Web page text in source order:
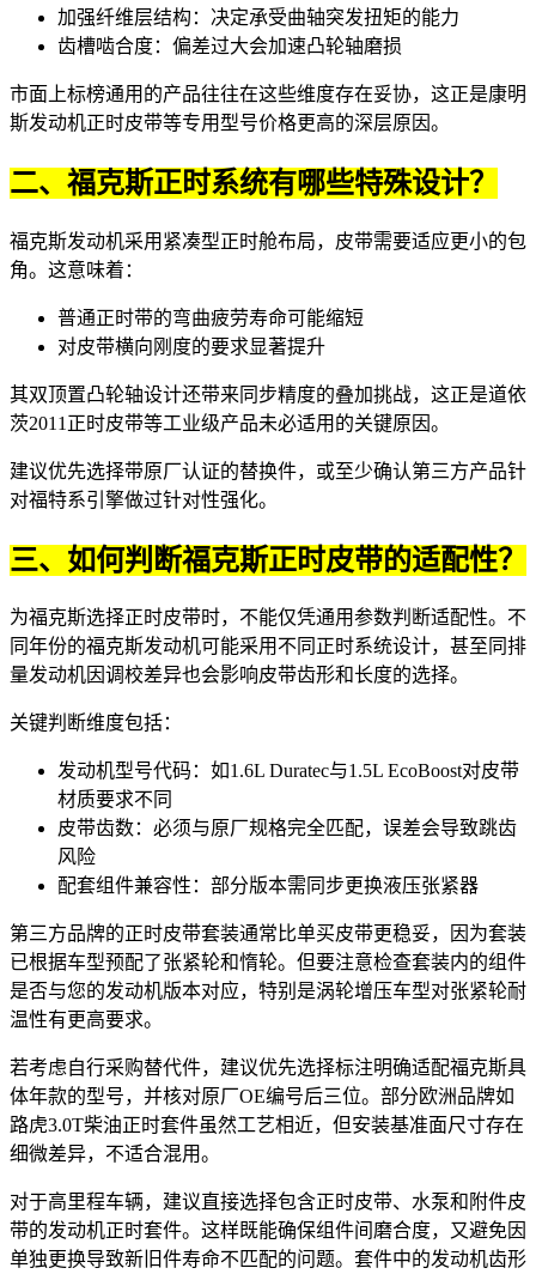
加强纤维层结构：决定承受曲轴突发扭矩的能力
齿槽啮合度：偏差过大会加速凸轮轴磨损
市面上标榜通用的产品往往在这些维度存在妥协，这正是康明
斯发动机正时皮带等专用型号价格更高的深层原因。
二、福克斯正时系统有哪些特殊设计？
福克斯发动机采用紧凑型正时舱布局，皮带需要适应更小的包
角。这意味着：
普通正时带的弯曲疲劳寿命可能缩短
对皮带横向刚度的要求显著提升
其双顶置凸轮轴设计还带来同步精度的叠加挑战，这正是道依
茨2011正时皮带等工业级产品未必适用的关键原因。
建议优先选择带原厂认证的替换件，或至少确认第三方产品针
对福特系引擎做过针对性强化。
三、如何判断福克斯正时皮带的适配性？
为福克斯选择正时皮带时，不能仅凭通用参数判断适配性。不
同年份的福克斯发动机可能采用不同正时系统设计，甚至同排
量发动机因调校差异也会影响皮带齿形和长度的选择。
关键判断维度包括：
发动机型号代码：如1.6L Duratec与1.5L EcoBoost对皮带
材质要求不同
皮带齿数：必须与原厂规格完全匹配，误差会导致跳齿
风险
配套组件兼容性：部分版本需同步更换液压张紧器
第三方品牌的正时皮带套装通常比单买皮带更稳妥，因为套装
已根据车型预配了张紧轮和惰轮。但要注意检查套装内的组件
是否与您的发动机版本对应，特别是涡轮增压车型对张紧轮耐
温性有更高要求。
若考虑自行采购替代件，建议优先选择标注明确适配福克斯具
体年款的型号，并核对原厂OE编号后三位。部分欧洲品牌如
路虎3.0T柴油正时套件虽然工艺相近，但安装基准面尺寸存在
细微差异，不适合混用。
对于高里程车辆，建议直接选择包含正时皮带、水泵和附件皮
带的发动机正时套件。这样既能确保组件间磨合度，又避免因
单独更换导致新旧件寿命不匹配的问题。套件中的发动机齿形